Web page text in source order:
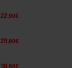
22,90€
29,90€
38